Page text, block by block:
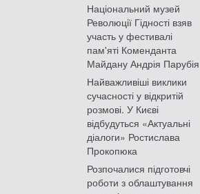
Національний музей
Революції Гідності взяв
участь у фестивалі
пам'яті Коменданта
Майдану Андрія Парубія
Найважливіші виклики
сучасності у відкритій
розмові. У Києві
відбудуться «Актуальні
діалоги» Ростислава
Прокопюка
Розпочалися підготовчі
роботи з облаштування